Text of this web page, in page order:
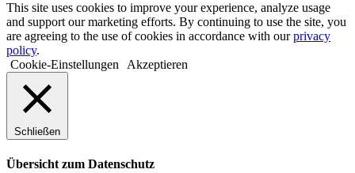
This site uses cookies to improve your experience, analyze usage
and support our marketing efforts. By continuing to use the site, you
are agreeing to the use of cookies in accordance with ourprivacy
policy.
Cookie-Einstellungen
Akzeptieren
Schließen
Übersicht zum Datenschutz